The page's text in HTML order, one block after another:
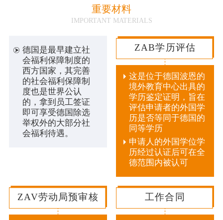
重要材料
IMPORTANT MATERIALS
德国是最早建立社
会福利保障制度的
西方国家，其完善
的社会福利保障制
度也是世界公认
的，拿到员工签证
即可享受德国除选
举权外的大部分社
会福利待遇。
ZAB学历评估
这是位于德国波恩的
境外教育中心出具的
学历鉴定证明，旨在
评估申请者的外国学
历是否等同于德国的
同等学历
申请人的外国学位学
历经过认证后可在全
德范围内被认可
ZAV劳动局预审核 工作合同